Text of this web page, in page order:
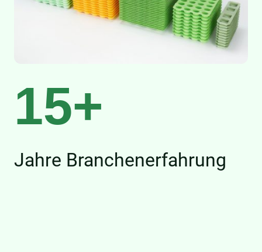
15+
Jahre Branchenerfahrung